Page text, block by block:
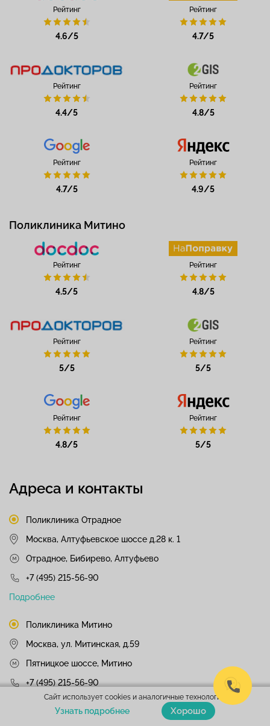
Рейтинг
4.6/5
Рейтинг
4.7/5
Рейтинг
4.4/5
Рейтинг
4.8/5
Рейтинг
4.7/5
Рейтинг
4.9/5
Поликлиника Митино
Рейтинг
4.5/5
Рейтинг
4.8/5
Рейтинг
5/5
Рейтинг
5/5
Рейтинг
4.8/5
Рейтинг
5/5
Адреса и контакты
Поликлиника Отрадное
Москва, Алтуфьевское шоссе д.28 к. 1
Отрадное, Бибирево, Алтуфьево
+7 (495) 215-56-90
Подробнее
Поликлиника Митино
Москва, ул. Митинская, д.59
Пятницкое шоссе, Митино
+7 (495) 215-56-90
Подробнее
Сайт использует cookies и аналогичные технологии.
Узнать подробнее Хорошо